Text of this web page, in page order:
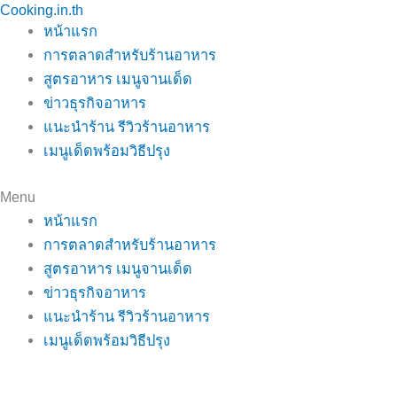
Skip
content
Cooking.in.th
หน้าแรก
การตลาดสำหรับร้านอาหาร
สูตรอาหาร เมนูจานเด็ด
ข่าวธุรกิจอาหาร
แนะนำร้าน รีวิวร้านอาหาร
เมนูเด็ดพร้อมวิธีปรุง
Menu
หน้าแรก
การตลาดสำหรับร้านอาหาร
สูตรอาหาร เมนูจานเด็ด
ข่าวธุรกิจอาหาร
แนะนำร้าน รีวิวร้านอาหาร
เมนูเด็ดพร้อมวิธีปรุง